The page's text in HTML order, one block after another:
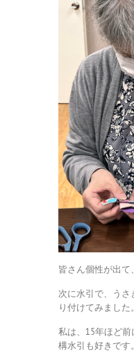
皆さん個性が出て
次に水引で、うさ
り付けてみました。
私は、15年ほど
構水引も好きです。